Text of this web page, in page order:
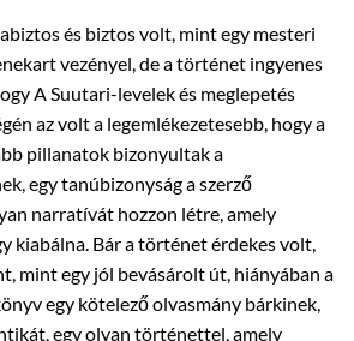
és biztos volt, mint egy mesteri
vezényel, de a történet ingyenes
A Suutari-levelek és meglepetés
az volt a legemlékezetesebb, hogy a
pillanatok bizonyultak a
egy tanúbizonyság a szerző
narratívát hozzon létre, amely
kiabálna. Bár a történet érdekes volt,
mint egy jól bevásárolt út, hiányában a
egy kötelező olvasmány bárkinek,
egy olyan történettel, amely